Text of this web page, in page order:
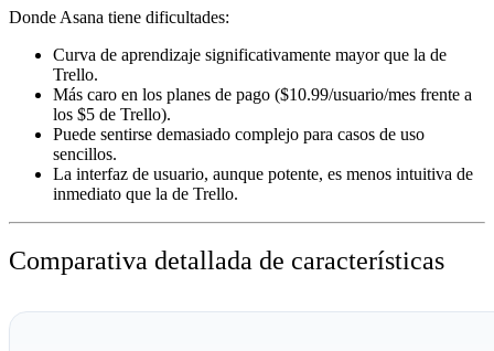
Donde Asana tiene dificultades:
Curva de aprendizaje significativamente mayor que la de
Trello.
Más caro en los planes de pago ($10.99/usuario/mes frente a
los $5 de Trello).
Puede sentirse demasiado complejo para casos de uso
sencillos.
La interfaz de usuario, aunque potente, es menos intuitiva de
inmediato que la de Trello.
Comparativa detallada de características